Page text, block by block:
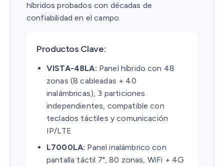
híbridos probados con décadas de
confiabilidad en el campo.
Productos Clave:
VISTA-48LA: Panel híbrido con 48
zonas (8 cableadas + 40
inalámbricas), 3 particiones
independientes, compatible con
teclados táctiles y comunicación
IP/LTE
L7000LA: Panel inalámbrico con
pantalla táctil 7", 80 zonas, WiFi + 4G